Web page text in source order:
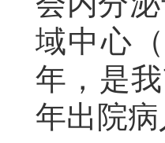
域中心（
年，是
年出院